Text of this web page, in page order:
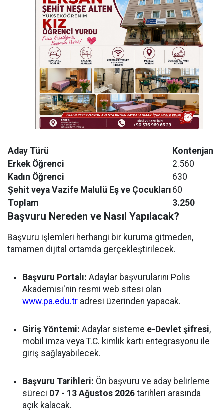
Aday Türü
Kontenjan
Erkek Öğrenci
2.560
Kadın Öğrenci
630
Şehit veya Vazife Malulü Eş ve Çocukları 60
Toplam
3.250
Başvuru Nereden ve Nasıl Yapılacak?
Başvuru işlemleri herhangi bir kuruma gitmeden,
tamamen dijital ortamda gerçekleştirilecek.
Başvuru Portalı: Adaylar başvurularını Polis
Akademisi'nin resmi web sitesi olan
www.pa.edu.tr adresi üzerinden yapacak.
Giriş Yöntemi: Adaylar sisteme e-Devlet şifresi,
mobil imza veya T.C. kimlik kartı entegrasyonu ile
giriş sağlayabilecek.
Başvuru Tarihleri: Ön başvuru ve aday belirleme
süreci 07 - 13 Ağustos 2026 tarihleri arasında
açık kalacak.